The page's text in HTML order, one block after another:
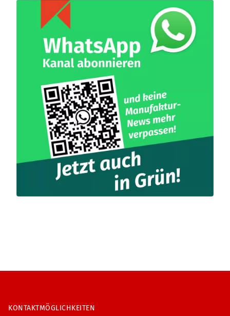
KONTAKTMÖGLICHKEITEN